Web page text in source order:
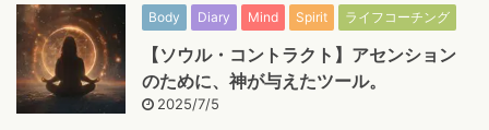
Body Diary Mind Spirit ライフコーチング
【ソウル・コントラクト】アセンション
のために、神が与えたツール。
2025/7/5